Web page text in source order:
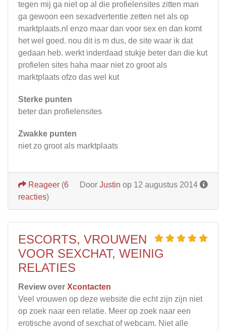
tegen mij ga niet op al die profielensites zitten man
ga gewoon een sexadvertentie zetten net als op
marktplaats.nl enzo maar dan voor sex en dan komt
het wel goed. nou dit is m dus, de site waar ik dat
gedaan heb. werkt inderdaad stukje beter dan die kut
profielen sites haha maar niet zo groot als
marktplaats ofzo das wel kut
Sterke punten
beter dan profielensites
Zwakke punten
niet zo groot als marktplaats
Door Justin op 12 augustus 2014
Reageer (6
reacties)
ESCORTS, VROUWEN
VOOR SEXCHAT, WEINIG
RELATIES
Review over Xcontacten
Veel vrouwen op deze website die echt zijn zijn niet
op zoek naar een relatie. Meer op zoek naar een
erotische avond of sexchat of webcam. Niet alle